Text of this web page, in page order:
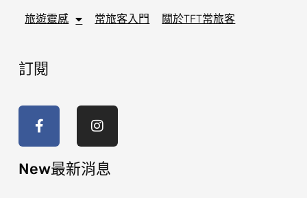
旅遊靈感 常旅客入門 關於TFT常旅客
訂閱
c
o
s
g
r
New最新消息